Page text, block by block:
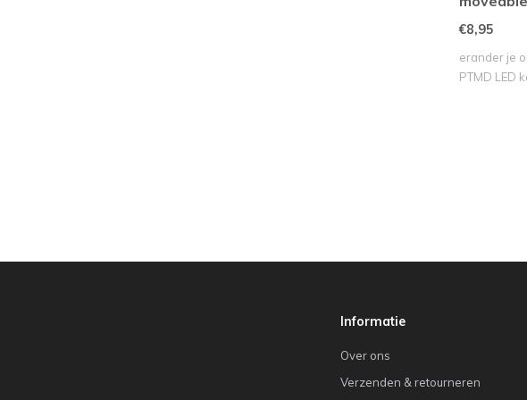
€8,95
erander je
PTMD LED
Informatie
Over ons
Verzenden & retourneren